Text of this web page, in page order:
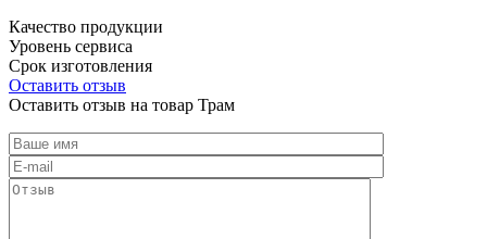
Качество продукции
Уровень сервиса
Срок изготовления
Оставить отзыв
Оставить отзыв на товар Трам